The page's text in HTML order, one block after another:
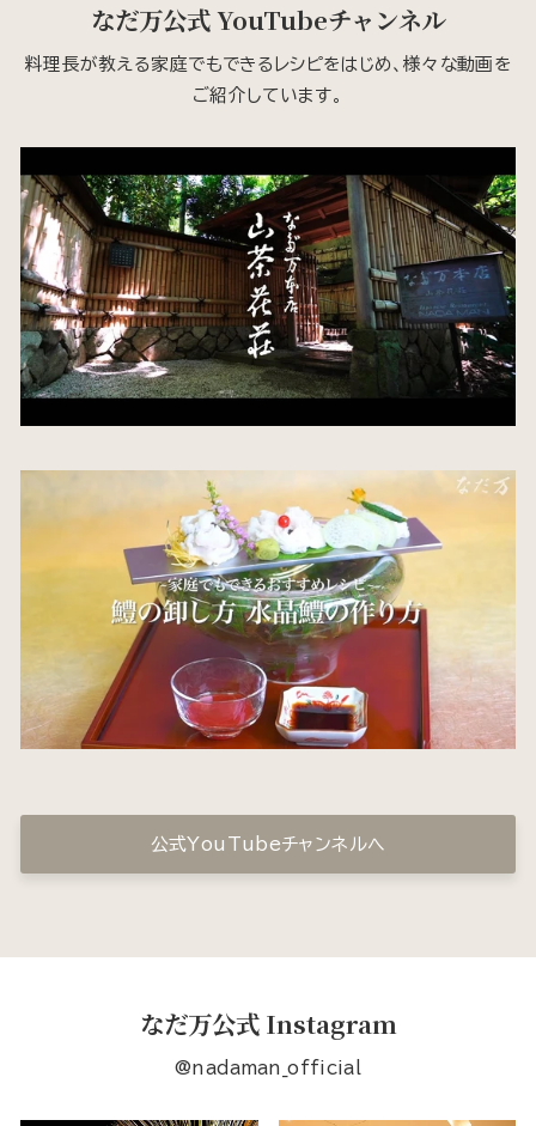
なだ万公式 YouTubeチャンネル
料理長が教える家庭でもできるレシピをはじめ、様々な動画を
ご紹介しています。
公式YouTubeチャンネルへ
なだ万公式 Instagram
@nadaman_official